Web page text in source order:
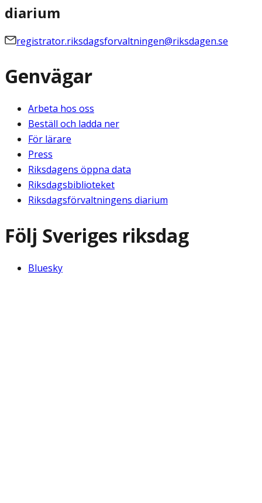
diarium
registrator.riksdagsforvaltningen@riksdagen.se
Genvägar
Arbeta hos oss
Beställ och ladda ner
För lärare
Press
Riksdagens öppna data
Riksdagsbiblioteket
Riksdagsförvaltningens diarium
Följ Sveriges riksdag
Bluesky